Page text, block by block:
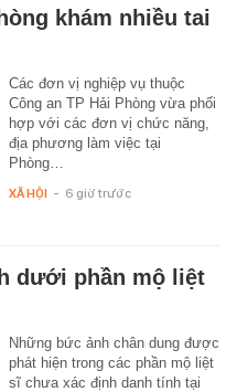
khám nhiều tai
Các đơn vị nghiệp vụ thuộc
Công an TP Hải Phòng vừa phối
hợp với các đơn vị chức năng,
địa phương làm việc tại
Phòng…
XÃ HỘI - 6 giờ trước
dưới phần mộ liệt
Những bức ảnh chân dung được
phát hiện trong các phần mộ liệt
sĩ chưa xác định danh tính tại